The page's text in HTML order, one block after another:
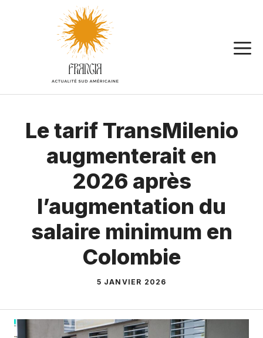
Le tarif TransMilenio
augmenterait en
2026 après
l’augmentation du
salaire minimum en
Colombie
5 JANVIER 2026